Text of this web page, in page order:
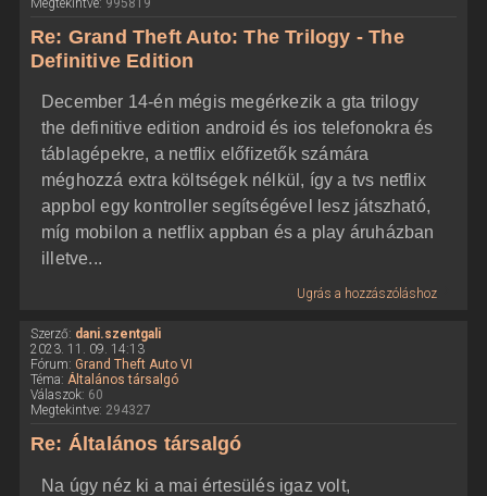
Megtekintve: 995819
Re: Grand Theft Auto: The Trilogy - The
Definitive Edition
December 14-én mégis megérkezik a gta trilogy
the definitive edition android és ios telefonokra és
táblagépekre, a netflix előfizetők számára
méghozzá extra költségek nélkül, így a tvs netflix
appbol egy kontroller segítségével lesz játszható,
míg mobilon a netflix appban és a play áruházban
illetve...
Ugrás a hozzászóláshoz
Szerző: dani.szentgali
2023. 11. 09. 14:13
Fórum: Grand Theft Auto VI
Téma: Általános társalgó
Válaszok: 60
Megtekintve: 294327
Re: Általános társalgó
Na úgy néz ki a mai értesülés igaz volt,